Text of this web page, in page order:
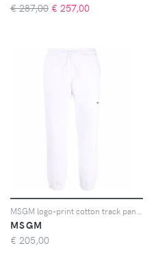
€ 287,00 € 257,00
MSGM
€ 205,00